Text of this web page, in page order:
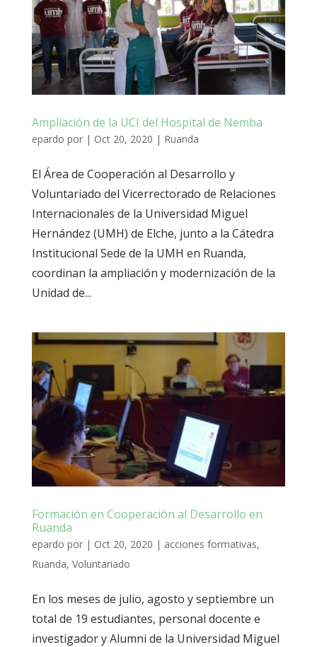
Ampliación de la UCI del Hospital de Nemba
epardo por | Oct 20, 2020 | Ruanda
El Área de Cooperación al Desarrollo y
Voluntariado del Vicerrectorado de Relaciones
Internacionales de la Universidad Miguel
Hernández (UMH) de Elche, junto a la Cátedra
Institucional Sede de la UMH en Ruanda,
coordinan la ampliación y modernización de la
Unidad de...
Formación en Cooperación al Desarrollo en
Ruanda
epardo por | Oct 20, 2020 | acciones formativas,
Ruanda, Voluntariado
En los meses de julio, agosto y septiembre un
total de 19 estudiantes, personal docente e
investigador y Alumni de la Universidad Miguel